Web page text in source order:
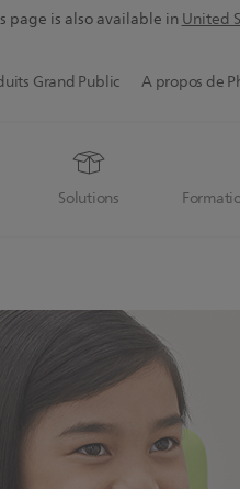
page is also available inUnited
Solutions
Grand Public A propos de